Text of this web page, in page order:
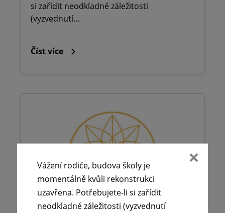
si zařídit neodkladné záležitosti
(vyzvednutí…
Číst více
Vážení rodiče, budova školy je
momentálně kvůli rekonstrukci
uzavřena. Potřebujete-li si zařídit
neodkladné záležitosti (vyzvednutí